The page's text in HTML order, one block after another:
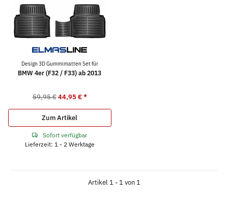
Design 3D Gummimatten Set für
BMW 4er (F32 / F33) ab 2013
59,95 € 44,95 €*
Zum Artikel
Sofort verfügbar
Lieferzeit: 1 - 2 Werktage
Artikel 1 - 1 von 1